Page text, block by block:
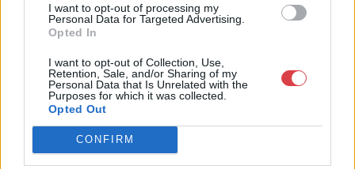
I want to opt-out of processing my
Personal Data for Targeted Advertising.
Opted In
I want to opt-out of Collection, Use,
Retention, Sale, and/or Sharing of my
Personal Data that Is Unrelated with the
Purposes for which it was collected.
Opted Out
CONFIRM
KAPCSOLÓDÓ MŰTÁRGYAK